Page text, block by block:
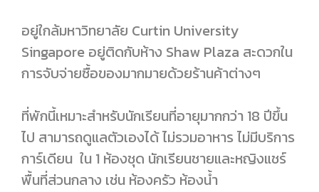
อยู่ใกล้มหาวิทยาลัย Curtin University
Singapore อยู่ติดกับห้าง Shaw Plaza สะดวกใน
การจับจ่ายซื้อของมากมายด้วยร้านค้าต่างๆ
ที่พักนี้เหมาะสำหรับนักเรียนที่อายุมากกว่า 18 ปีขึ้น
ไป สามารถดูแลตัวเองได้ ไม่รวมอาหาร ไม่มีบริการ
การ์เดียน ใน 1 ห้องชุด นักเรียนชายและหญิงแชร์
พื้นที่ส่วนกลาง เช่น ห้องครัว ห้องน้ำ